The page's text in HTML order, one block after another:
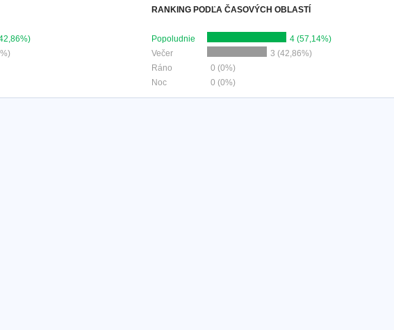
RANKING PODĽA ČASOVÝCH OBLASTÍ
Popoludnie
4 (57,14%)
Večer
3 (42,86%)
Ráno
0 (0%)
Noc
0 (0%)